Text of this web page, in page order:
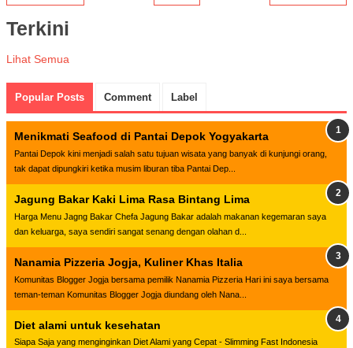
Terkini
Lihat Semua
Popular Posts Comment Label
Menikmati Seafood di Pantai Depok Yogyakarta
Pantai Depok kini menjadi salah satu tujuan wisata yang banyak di kunjungi orang,
tak dapat dipungkiri ketika musim liburan tiba Pantai Dep...
Jagung Bakar Kaki Lima Rasa Bintang Lima
Harga Menu Jagng Bakar Chefa Jagung Bakar adalah makanan kegemaran saya
dan keluarga, saya sendiri sangat senang dengan olahan d...
Nanamia Pizzeria Jogja, Kuliner Khas Italia
Komunitas Blogger Jogja bersama pemilik Nanamia Pizzeria Hari ini saya bersama
teman-teman Komunitas Blogger Jogja diundang oleh Nana...
Diet alami untuk kesehatan
Siapa Saja yang menginginkan Diet Alami yang Cepat - Slimming Fast Indonesia